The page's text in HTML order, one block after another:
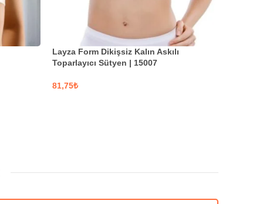
Layza Form Dikişsiz Kalın Askılı
Toparlayıcı Sütyen | 15007
₺